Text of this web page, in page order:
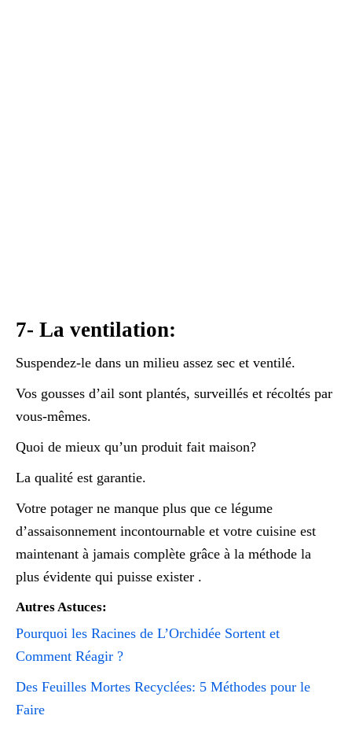
7- La ventilation:
Suspendez-le dans un milieu assez sec et ventilé.
Vos gousses d’ail sont plantés, surveillés et récoltés par
vous-mêmes.
Quoi de mieux qu’un produit fait maison?
La qualité est garantie.
Votre potager ne manque plus que ce légume
d’assaisonnement incontournable et votre cuisine est
maintenant à jamais complète grâce à la méthode la
plus évidente qui puisse exister .
Autres Astuces:
Pourquoi les Racines de L’Orchidée Sortent et
Comment Réagir ?
Des Feuilles Mortes Recyclées: 5 Méthodes pour le
Faire